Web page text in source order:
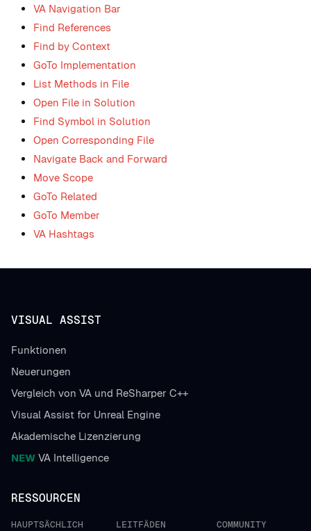
VA Navigation Bar
Find References
Find by Context
GoTo Implementation
List Methods in File
Open File in Solution
Find Symbol in Solution
Open Corresponding File
Navigate Back and Forward
Move Scope
GoTo Related
GoTo Member
VA Hashtags
VISUAL ASSIST
Funktionen
Neuerungen
Vergleich von VA und ReSharper C++
Visual Assist for Unreal Engine
Akademische Lizenzierung
NEW VA Intelligence
RESSOURCEN
HAUPTSÄCHLICH LEITFÄDEN COMMUNITY